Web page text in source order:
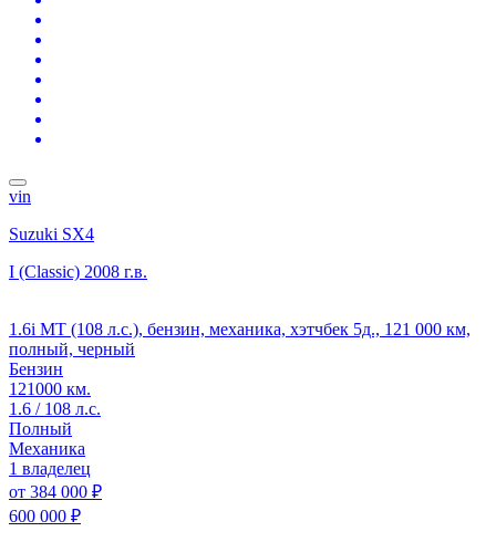
vin
Suzuki SX4
I (Classic) 2008 г.в.
1.6i MT (108 л.с.), бензин, механика, хэтчбек 5д., 121 000 км,
полный, черный
Бензин
121000 км.
1.6 / 108 л.с.
Полный
Механика
1 владелец
от 384 000 ₽
600 000 ₽